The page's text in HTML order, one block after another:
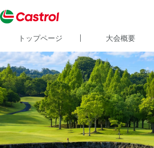
トップページ 大会概要